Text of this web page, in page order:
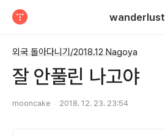
wanderlust
외국 돌아다니기/2018.12 Nagoya
잘 안풀린 나고야
mooncake 2018. 12. 23. 23:54